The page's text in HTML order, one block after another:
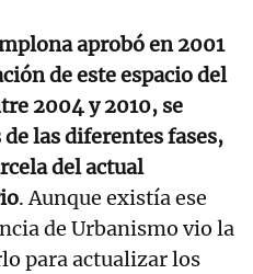
aprobó en 2001
de este espacio del
2004 y 2010, se
las diferentes fases,
del actual
. Aunque existía ese
de Urbanismo vio la
para actualizar los